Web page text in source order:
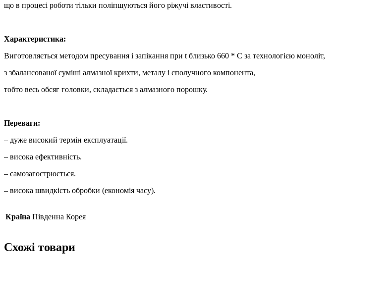
що в процесі роботи тільки поліпшуються його ріжучі властивості.
Характеристика:
Виготовляється методом пресування і запікання при t близько 660 * С за технологією моноліт,
з збалансованої суміші алмазної крихти, металу і сполучного компонента,
тобто весь обсяг головки, складається з алмазного порошку.
Переваги:
– дуже високий термін експлуатації.
– висока ефективність.
– самозагострюється.
– висока швидкість обробки (економія часу).
Країна Південна Корея
Схожі товари